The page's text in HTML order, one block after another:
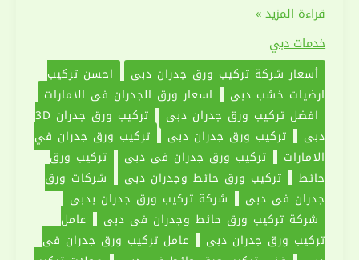
تركيب
ورق
جدران
في
دبي
|0551030094|
ورق
حائط
قراءة المزيد »
خدمات دبي
أسعار شركة تركيب ورق جدران دبي
احسن تركيب
ارضيات خشب دبي
اسعار ورق الجدران في الامارات
افضل تركيب ورق جدران دبي
تركيب ورق جدران 3D
دبي
تركيب ورق جدران دبي
تركيب ورق جدران في
الامارات
تركيب ورق جدران في دبي
تركيب ورق
حائط
تركيب ورق حائط وجدران دبي
شركات ورق
جدران في دبي
شركة تركيب ورق جدران بدبي
شركة تركيب ورق حائط وجدران في دبي
عامل
تركيب ورق جدران دبي
عامل تركيب ورق جدران في